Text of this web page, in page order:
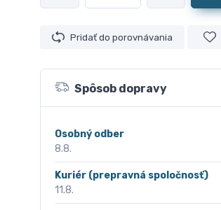
Pridať do porovnávania
Spôsob dopravy
Osobný odber
8.8.
Kuriér (prepravná spoločnosť)
11.8.